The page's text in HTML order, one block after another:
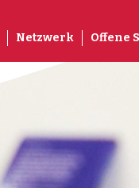
Netzwerk Offene